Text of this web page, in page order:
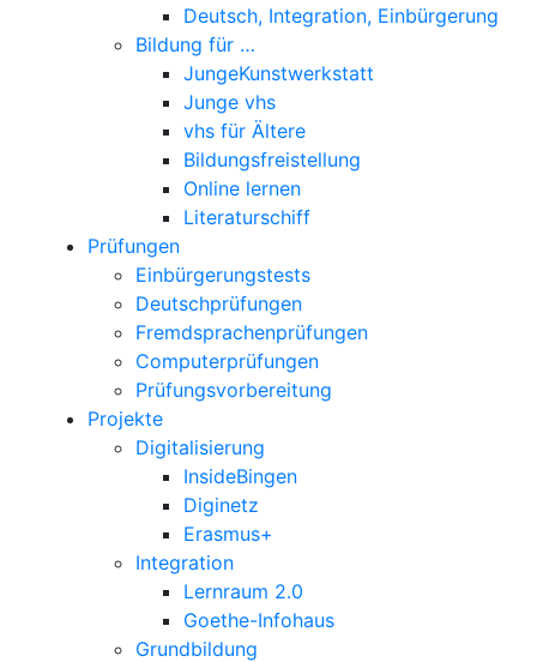
Deutsch, Integration, Einbürgerung
Bildung für …
JungeKunstwerkstatt
Junge vhs
vhs für Ältere
Bildungsfreistellung
Online lernen
Literaturschiff
Prüfungen
Einbürgerungstests
Deutschprüfungen
Fremdsprachenprüfungen
Computerprüfungen
Prüfungsvorbereitung
Projekte
Digitalisierung
InsideBingen
Diginetz
Erasmus+
Integration
Lernraum 2.0
Goethe-Infohaus
Grundbildung